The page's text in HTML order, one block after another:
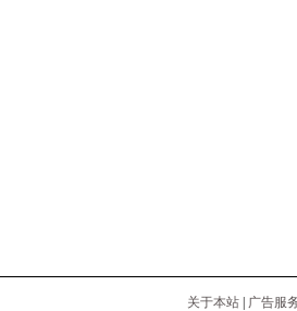
关于本站
广告服